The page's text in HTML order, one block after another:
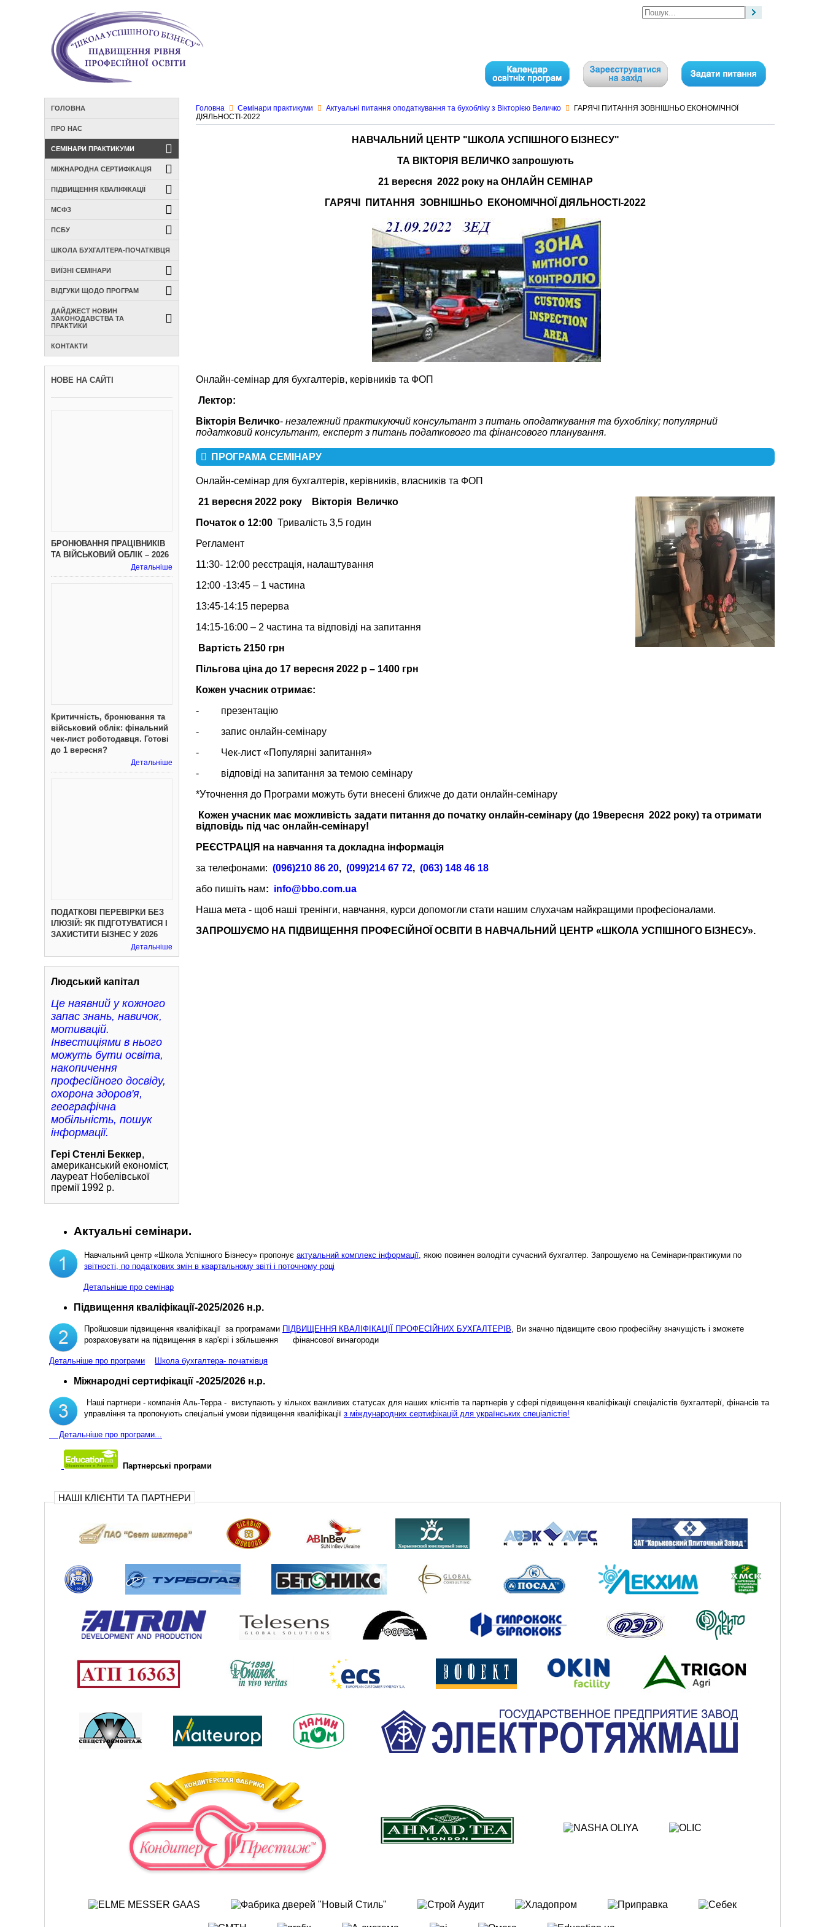
Головна Семінари практикуми Актуальні питання оподаткування та бухобліку з Вікторією Величко
ГАРЯЧІ ПИТАННЯ ЗОВНІШНЬО ЕКОНОМІЧНОЇ
ДІЯЛЬНОСТІ-2022
НАВЧАЛЬНИЙ ЦЕНТР "ШКОЛА УСПІШНОГО БІЗНЕСУ"
ТА ВІКТОРІЯ ВЕЛИЧКО запрошують
21вересня 2022 року на ОНЛАЙН СЕМІНАР
ГАРЯЧІ ПИТАННЯ ЗОВНІШНЬО ЕКОНОМІЧНОЇ ДІЯЛЬНОСТІ-2022
Онлайн-семінар для бухгалтерів, керівників та ФОП
Лектор:
Вікторія Величко- незалежний практикуючий консультант з питань оподаткування та бухобліку; популярний
податковий консультант, експерт з питань податкового та фінансового планування.
ПРОГРАМА СЕМІНАРУ
Онлайн-семінар для бухгалтерів, керівників, власників та ФОП
21 вересня 2022 року
Вікторія Величко
Початок о 12:00 Тривалість 3,5 годин
Регламент
11:30- 12:00 реєстрація, налаштування
12:00 -13:45 – 1 частина
13:45-14:15 перерва
14:15-16:00 – 2 частина та відповіді на запитання
Вартість 2150 грн
Пільгова ціна до 17 вересня 2022 р – 1400 грн
Кожен учасник отримає:
- презентацію
- запис онлайн-семінару
- Чек-лист «Популярні запитання»
- відповіді на запитання за темою семінару
*Уточнення до Програми можуть бути внесені ближче до дати онлайн-семінару
Кожен учасник має можливість задати питання до початку онлайн-семінару (до 19вересня 2022 року) та отримати
відповідь під час онлайн-семінару!
РЕЄСТРАЦІЯ на навчання та докладна інформація
за телефонами: (096)210 86 20, (099)214 67 72, (063) 148 46 18
або пишіть нам: info@bbo.com.ua
Наша мета - щоб наші тренінги, навчання, курси допомогли стати нашим слухачам найкращими професіоналами.
ЗАПРОШУЄМО НА ПІДВИЩЕННЯ ПРОФЕСІЙНОЇ ОСВІТИ В НАВЧАЛЬНИЙ ЦЕНТР «ШКОЛА УСПІШНОГО БІЗНЕСУ».
ГОЛОВНА
ПРО НАС
СЕМІНАРИ ПРАКТИКУМИ
МІЖНАРОДНА СЕРТИФІКАЦІЯ
ПІДВИЩЕННЯ КВАЛІФІКАЦІЇ
МСФЗ
ПСБУ
ШКОЛА БУХГАЛТЕРА-ПОЧАТКІВЦЯ
ВИЇЗНІ СЕМІНАРИ
ВІДГУКИ ЩОДО ПРОГРАМ
ДАЙДЖЕСТ НОВИН
ЗАКОНОДАВСТВА ТА
ПРАКТИКИ
КОНТАКТИ
НОВЕ НА САЙТІ
БРОНЮВАННЯ ПРАЦІВНИКІВ
ТА ВІЙСЬКОВИЙ ОБЛІК – 2026
Детальніше
Критичність, бронювання та
військовий облік: фінальний
чек-лист роботодавця. Готові
до 1 вересня?
Детальніше
ПОДАТКОВІ ПЕРЕВІРКИ БЕЗ
ІЛЮЗІЙ: ЯК ПІДГОТУВАТИСЯ І
ЗАХИСТИТИ БІЗНЕС У 2026
Детальніше
Людський капітал
Це наявний у кожного
запас знань, навичок,
мотивацій.
Інвестиціями в нього
можуть бути освіта,
накопичення
професійного досвіду,
охорона здоров'я,
географічна
мобільність, пошук
інформації.
Гері Стенлі Беккер,
американський економіст,
лауреат Нобелівської
премії 1992 р.
Актуальні семінари.
Навчальний центр «Школа Успішного Бізнесу» пропонує актуальний комплекс інформації, якою повинен володіти сучасний бухгалтер. Запрошуємо на Семінари-практикуми по
звітності, по податкових змін в квартальному звіті і поточному році
Детальніше про семінар
Підвищення кваліфікації-2025/2026 н.р.
Пройшовши підвищення кваліфікації за програмами ПІДВИЩЕННЯ КВАЛІФІКАЦІЇ ПРОФЕСІЙНИХ БУХГАЛТЕРІВ, Ви значно підвищите свою професійну значущість і зможете
розраховувати на підвищення в кар'єрі і збільшення фінансової винагороди
Детальніше про програми Школа бухгалтера- початківця
Міжнародні сертифікації -2025/2026 н.р.
Наші партнери - компанія Аль-Терра - виступають у кількох важливих статусах для наших клієнтів та партнерів у сфері підвищення кваліфікації спеціалістів бухгалтерії, фінансів та
управління та пропонують спеціальні умови підвищення кваліфікації з міждународних сертифікацій для українських спеціалістів!
Детальніше про програми...
Партнерські програми
НАШІ КЛІЄНТИ ТА ПАРТНЕРИ